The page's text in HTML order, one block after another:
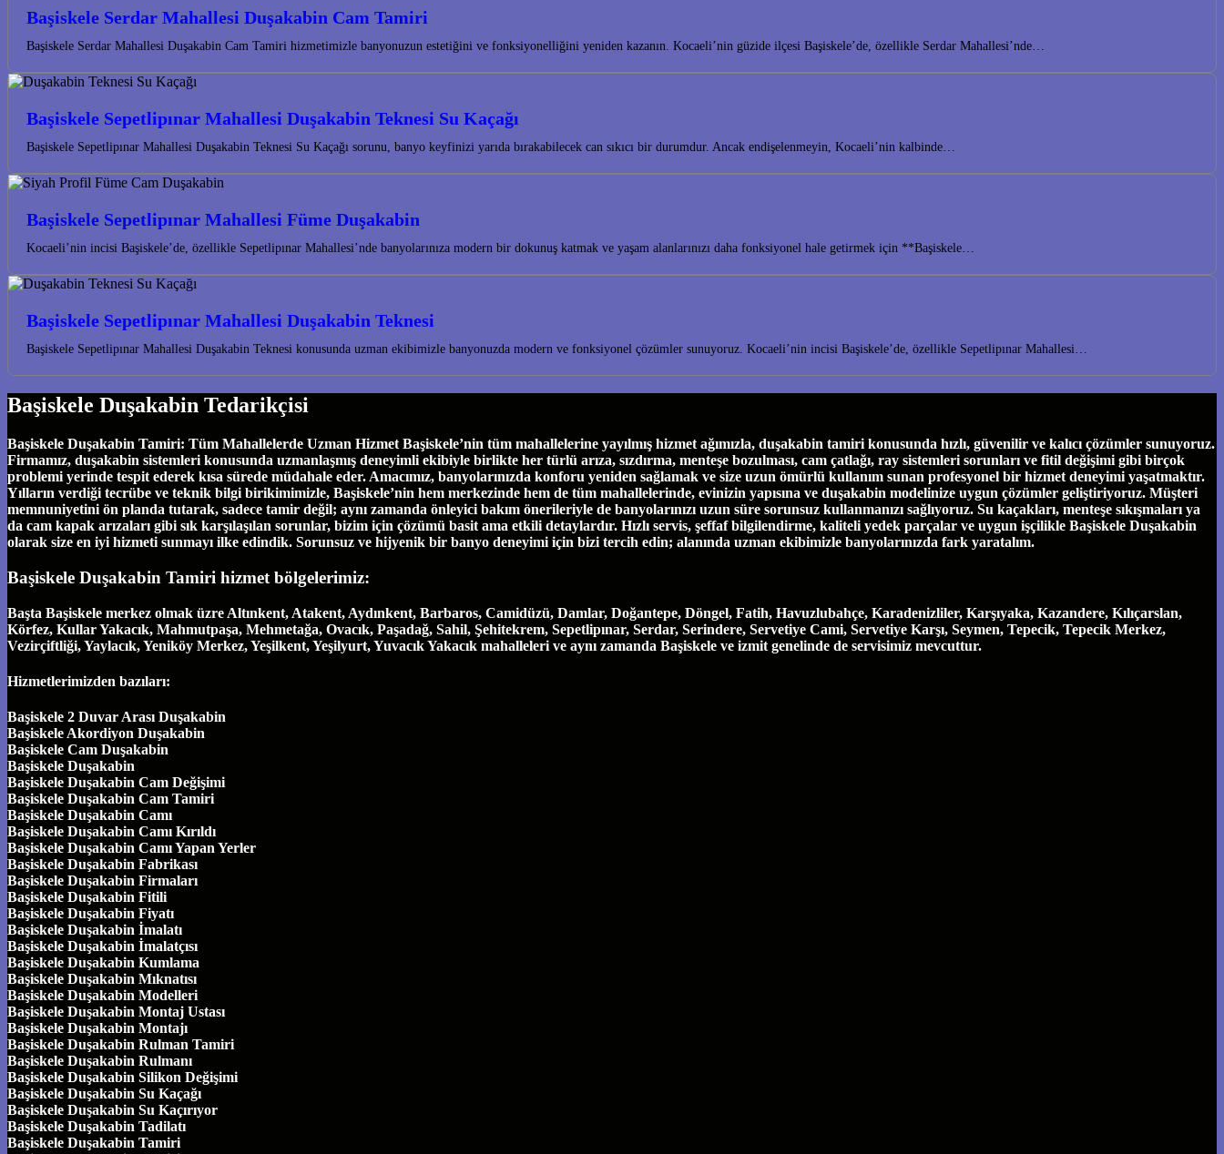
Başiskele Serdar Mahallesi Duşakabin Cam Tamiri
Başiskele Serdar Mahallesi Duşakabin Cam Tamiri hizmetimizle banyonuzun estetiğini ve fonksiyonelliğini yeniden kazanın. Kocaeli’nin güzide ilçesi Başiskele’de, özellikle Serdar Mahallesi’nde…
Başiskele Sepetlipınar Mahallesi Duşakabin Teknesi Su Kaçağı
Başiskele Sepetlipınar Mahallesi Duşakabin Teknesi Su Kaçağı sorunu, banyo keyfinizi yarıda bırakabilecek can sıkıcı bir durumdur. Ancak endişelenmeyin, Kocaeli’nin kalbinde…
Başiskele Sepetlipınar Mahallesi Füme Duşakabin
Kocaeli’nin incisi Başiskele’de, özellikle Sepetlipınar Mahallesi’nde banyolarınıza modern bir dokunuş katmak ve yaşam alanlarınızı daha fonksiyonel hale getirmek için **Başiskele…
Başiskele Sepetlipınar Mahallesi Duşakabin Teknesi
Başiskele Sepetlipınar Mahallesi Duşakabin Teknesi konusunda uzman ekibimizle banyonuzda modern ve fonksiyonel çözümler sunuyoruz. Kocaeli’nin incisi Başiskele’de, özellikle Sepetlipınar Mahallesi…
Başiskele Duşakabin Tedarikçisi
Başiskele Duşakabin Tamiri: Tüm Mahallelerde Uzman Hizmet Başiskele’nin tüm mahallelerine yayılmış hizmet ağımızla, duşakabin tamiri konusunda hızlı, güvenilir ve kalıcı çözümler sunuyoruz.
Firmamız, duşakabin sistemleri konusunda uzmanlaşmış deneyimli ekibiyle birlikte her türlü arıza, sızdırma, menteşe bozulması, cam çatlağı, ray sistemleri sorunları ve fitil değişimi gibi birçok
problemi yerinde tespit ederek kısa sürede müdahale eder. Amacımız, banyolarınızda konforu yeniden sağlamak ve size uzun ömürlü kullanım sunan profesyonel bir hizmet deneyimi yaşatmaktır.
Yılların verdiği tecrübe ve teknik bilgi birikimimizle, Başiskele’nin hem merkezinde hem de tüm mahallelerinde, evinizin yapısına ve duşakabin modelinize uygun çözümler geliştiriyoruz. Müşteri
memnuniyetini ön planda tutarak, sadece tamir değil; aynı zamanda önleyici bakım önerileriyle de banyolarınızı uzun süre sorunsuz kullanmanızı sağlıyoruz. Su kaçakları, menteşe sıkışmaları ya
da cam kapak arızaları gibi sık karşılaşılan sorunlar, bizim için çözümü basit ama etkili detaylardır. Hızlı servis, şeffaf bilgilendirme, kaliteli yedek parçalar ve uygun işçilikle Başiskele Duşakabin
olarak size en iyi hizmeti sunmayı ilke edindik. Sorunsuz ve hijyenik bir banyo deneyimi için bizi tercih edin; alanında uzman ekibimizle banyolarınızda fark yaratalım.
Başiskele Duşakabin Tamiri hizmet bölgelerimiz:
Başta Başiskele merkez olmak üzre Altınkent, Atakent, Aydınkent, Barbaros, Camidüzü, Damlar, Doğantepe, Döngel, Fatih, Havuzlubahçe, Karadenizliler, Karşıyaka, Kazandere, Kılıçarslan,
Körfez, Kullar Yakacık, Mahmutpaşa, Mehmetağa, Ovacık, Paşadağ, Sahil, Şehitekrem, Sepetlipınar, Serdar, Serindere, Servetiye Cami, Servetiye Karşı, Seymen, Tepecik, Tepecik Merkez,
Vezirçiftliği, Yaylacık, Yeniköy Merkez, Yeşilkent, Yeşilyurt, Yuvacık Yakacık mahalleleri ve aynı zamanda Başiskele ve izmit genelinde de servisimiz mevcuttur.
Hizmetlerimizden bazıları:
Başiskele 2 Duvar Arası Duşakabin
Başiskele Akordiyon Duşakabin
Başiskele Cam Duşakabin
Başiskele Duşakabin
Başiskele Duşakabin Cam Değişimi
Başiskele Duşakabin Cam Tamiri
Başiskele Duşakabin Camı
Başiskele Duşakabin Camı Kırıldı
Başiskele Duşakabin Camı Yapan Yerler
Başiskele Duşakabin Fabrikası
Başiskele Duşakabin Firmaları
Başiskele Duşakabin Fitili
Başiskele Duşakabin Fiyatı
Başiskele Duşakabin İmalatı
Başiskele Duşakabin İmalatçısı
Başiskele Duşakabin Kumlama
Başiskele Duşakabin Mıknatısı
Başiskele Duşakabin Modelleri
Başiskele Duşakabin Montaj Ustası
Başiskele Duşakabin Montajı
Başiskele Duşakabin Rulman Tamiri
Başiskele Duşakabin Rulmanı
Başiskele Duşakabin Silikon Değişimi
Başiskele Duşakabin Su Kaçağı
Başiskele Duşakabin Su Kaçırıyor
Başiskele Duşakabin Tadilatı
Başiskele Duşakabin Tamiri